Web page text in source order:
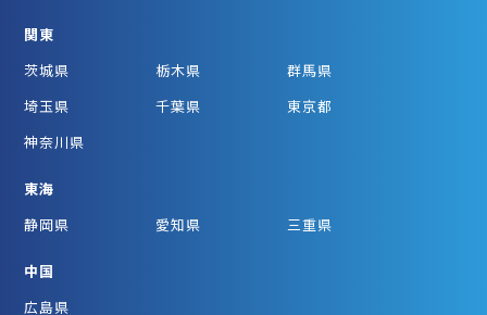
関東
茨城県
栃木県
群馬県
埼玉県
千葉県
東京都
神奈川県
東海
静岡県
愛知県 三重県
中国
広島県